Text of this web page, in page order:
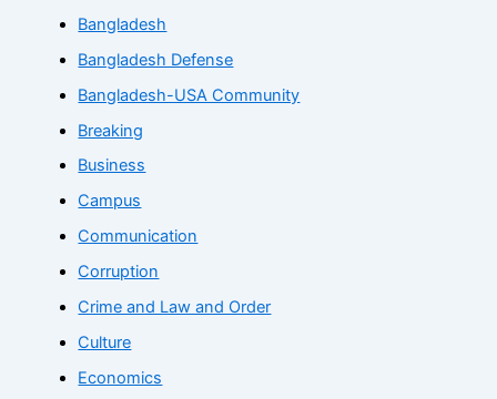
Bangladesh
Bangladesh Defense
Bangladesh-USA Community
Breaking
Business
Campus
Communication
Corruption
Crime and Law and Order
Culture
Economics